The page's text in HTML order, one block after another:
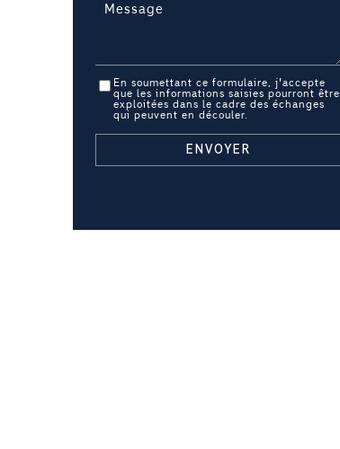
En soumettant ce formulaire, j'accepte
que les informations saisies pourront être
exploitées dans le cadre des échanges
qui peuvent en découler.
ENVOYER